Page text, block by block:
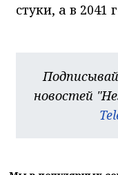
стуки, а в 2041
новостей